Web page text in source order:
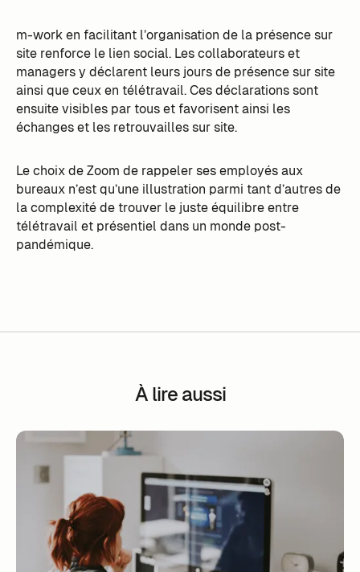
m-work en facilitant l’organisation de la présence sur
site renforce le lien social. Les collaborateurs et
managers y déclarent leurs jours de présence sur site
ainsi que ceux en télétravail. Ces déclarations sont
ensuite visibles par tous et favorisent ainsi les
échanges et les retrouvailles sur site.
Le choix de Zoom de rappeler ses employés aux
bureaux n’est qu’une illustration parmi tant d’autres de
la complexité de trouver le juste équilibre entre
télétravail et présentiel dans un monde post-
pandémique.
À lire aussi